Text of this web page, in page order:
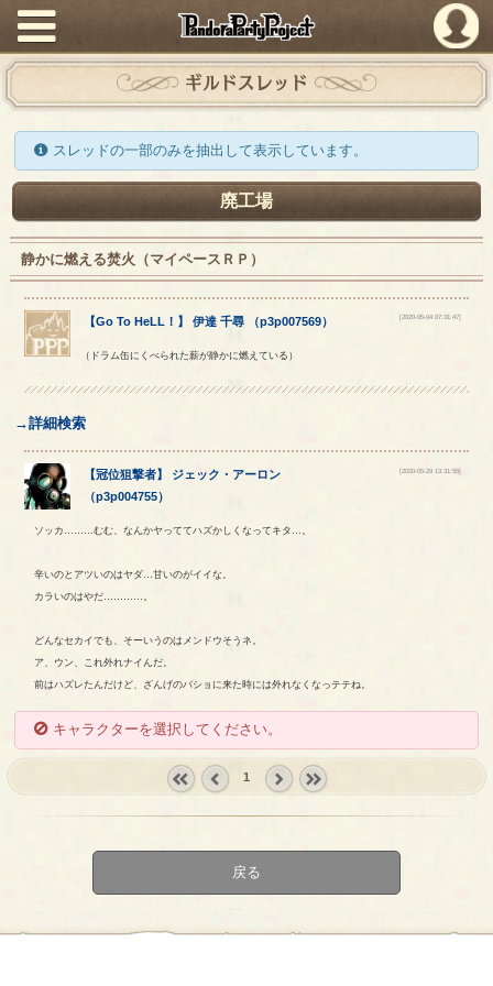
PandoraPartyProject
ギルドスレッド
スレッドの一部のみを抽出して表示しています。
廃工場
静かに燃える焚火（マイペースＲＰ）
【Go To HeLL！ 】伊達 千尋 （p3p007569） [2020-05-04 07:31:47]
（ドラム缶にくべられた薪が静かに燃えている）
→詳細検索
【冠位狙撃者】 ジェック ・ アーロン
（p3p004755）
[2020-05-29 13:31:55]
ソッカ………むむ、なんかヤっててハズかしくなってキタ…。
辛いのとアツいのはヤダ…甘いのがイイな。
カラいのはやだ…………。
どんなセカイでも、そーいうのはメンドウそうネ。
ア、ウン、これ外れナイんだ。
前はハズレたんだけど、ざんげのバショに来た時には外れなくなっテテね。
キャラクターを選択してください。
1
戻る